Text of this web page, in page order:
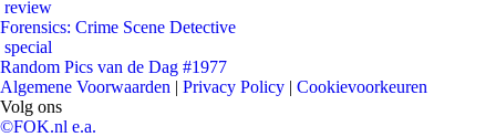
review
Forensics: Crime Scene Detective
special
Random Pics van de Dag #1977
Algemene Voorwaarden | Privacy Policy | Cookievoorkeuren
Volg ons
©FOK.nl e.a.